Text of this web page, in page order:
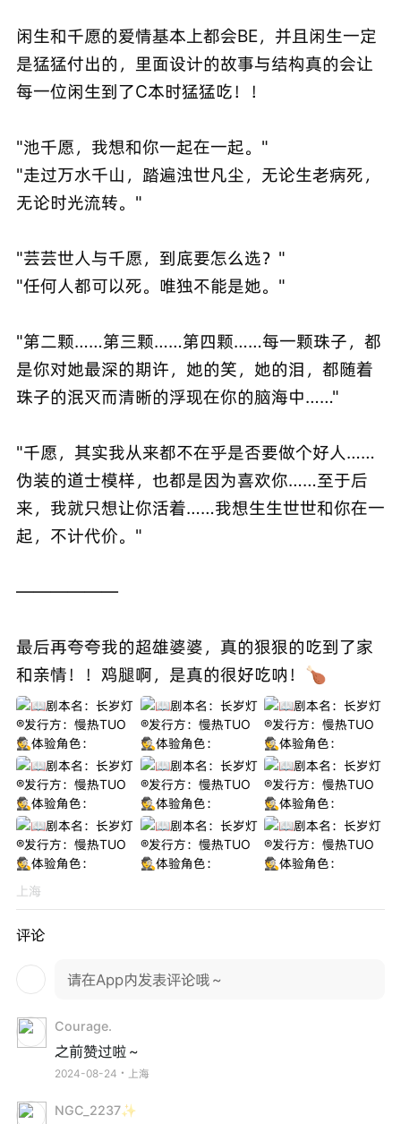
闲生和千愿的爱情基本上都会BE，并且闲生一定
是猛猛付出的，里面设计的故事与结构真的会让
每一位闲生到了C本时猛猛吃！！
"池千愿，我想和你一起在一起。"
"走过万水千山，踏遍浊世凡尘，无论生老病死，
无论时光流转。"
"芸芸世人与千愿，到底要怎么选？"
"任何人都可以死。唯独不能是她。"
"第二颗……第三颗……第四颗……每一颗珠子，都
是你对她最深的期许，她的笑，她的泪，都随着
珠子的泯灭而清晰的浮现在你的脑海中……"
"千愿，其实我从来都不在乎是否要做个好人……
伪装的道士模样，也都是因为喜欢你……至于后
来，我就只想让你活着……我想生生世世和你在一
起，不计代价。"
——————
最后再夸夸我的超雄婆婆，真的狠狠的吃到了家
和亲情！！鸡腿啊，是真的很好吃呐！🍗
上海
评论
请在App内发表评论哦～
Courage.
之前赞过啦～
2024-08-24・上海
NGC_2237✨